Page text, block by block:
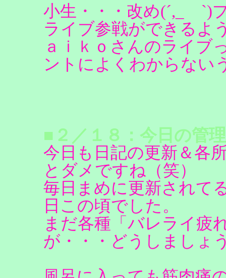
小生・・・改め(´,_ゝ`)
ライブ参戦ができるよ
ａｉｋｏさんのライブ
ントによくわからない
■２／１８：今日の管
今日も日記の更新＆各
とダメですね（笑）
毎日まめに更新されて
日この頃でした。
まだ各種「バレライ疲
が・・・どうしましょ